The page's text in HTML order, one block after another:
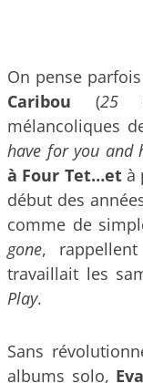
On pense
Caribou (25
mélancoliques
have for you and
à Four Tet…età
début des
comme de
gone,
travaillait les
Play.
Sans
albums solo,